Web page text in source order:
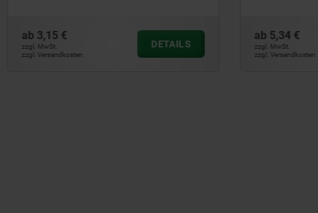
ab5,34 €
zzgl. MwSt.
zzgl. Versandkosten
DETAILS
ab0,93 €
zzgl. MwSt.
zzgl. Versandkosten